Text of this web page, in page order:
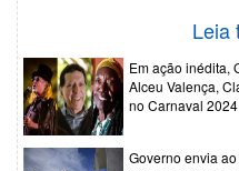
Leia
Em ação inédita,
Alceu Valença,
no Carnaval 2024
Governo envia